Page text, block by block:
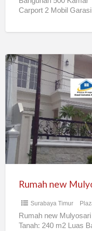
Carport 2 Mobil
Rumah
new
Mulyosari
2
Lantai
Surabaya Timur
Rumah new
Tanah: 240 m2 Luas